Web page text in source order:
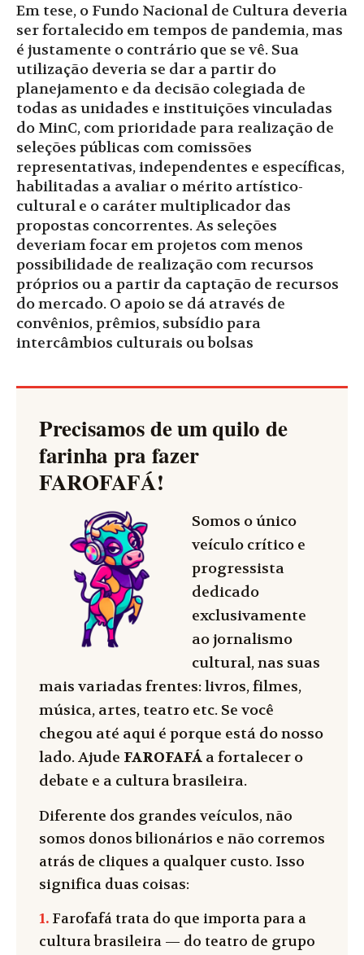
Em tese, o Fundo Nacional de Cultura deveria
ser fortalecido em tempos de pandemia, mas
é justamente o contrário que se vê. Sua
utilização deveria se dar a partir do
planejamento e da decisão colegiada de
todas as unidades e instituições vinculadas
do MinC, com prioridade para realização de
seleções públicas com comissões
representativas, independentes e específicas,
habilitadas a avaliar o mérito artístico-
cultural e o caráter multiplicador das
propostas concorrentes. As seleções
deveriam focar em projetos com menos
possibilidade de realização com recursos
próprios ou a partir da captação de recursos
do mercado. O apoio se dá através de
convênios, prêmios, subsídio para
intercâmbios culturais ou bolsas
Precisamos de um quilo de
farinha pra fazer
FAROFAFÁ!
Somos o único
veículo crítico e
progressista
dedicado
exclusivamente
ao jornalismo
cultural, nas suas
mais variadas frentes: livros, filmes,
música, artes, teatro etc. Se você
chegou até aqui é porque está do nosso
lado. Ajude FAROFAFÁ a fortalecer o
debate e a cultura brasileira.
Diferente dos grandes veículos, não
somos donos bilionários e não corremos
atrás de cliques a qualquer custo. Isso
significa duas coisas:
1. Farofafá trata do que importa para a
cultura brasileira — do teatro de grupo